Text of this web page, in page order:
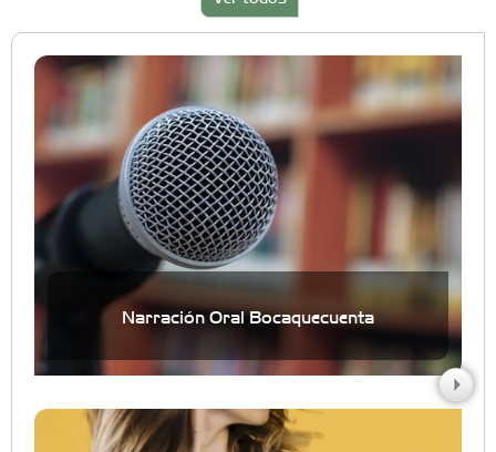
Narración Oral Bocaquecuenta